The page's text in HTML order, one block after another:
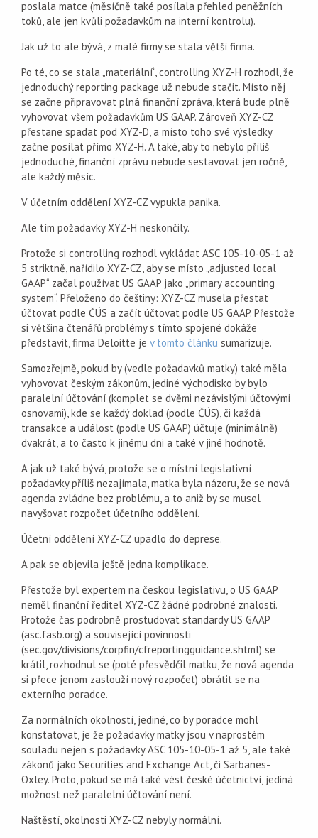
poslala matce (měsíčně také posílala přehled peněžních
toků, ale jen kvůli požadavkům na interní kontrolu).
Jak už to ale bývá, z malé firmy se stala větší firma.
Po té, co se stala „materiální“, controlling XYZ-H rozhodl, že
jednoduchý reporting package už nebude stačit. Místo něj
se začne připravovat plná finanční zpráva, která bude plně
vyhovovat všem požadavkům US GAAP. Zároveň XYZ-CZ
přestane spadat pod XYZ-D, a místo toho své výsledky
začne posílat přímo XYZ-H. A také, aby to nebylo příliš
jednoduché, finanční zprávu nebude sestavovat jen ročně,
ale každý měsíc.
V účetním oddělení XYZ-CZ vypukla panika.
Ale tím požadavky XYZ-H neskončily.
Protože si controlling rozhodl vykládat ASC 105-10-05-1 až
5 striktně, nařídilo XYZ-CZ, aby se místo „adjusted local
GAAP“ začal používat US GAAP jako „primary accounting
system“. Přeloženo do češtiny: XYZ-CZ musela přestat
účtovat podle ČÚS a začít účtovat podle US GAAP. Přestože
si většina čtenářů problémy s tímto spojené dokáže
představit, firma Deloitte je v tomto článku sumarizuje.
Samozřejmě, pokud by (vedle požadavků matky) také měla
vyhovovat českým zákonům, jediné východisko by bylo
paralelní účtování (komplet se dvěmi nezávislými účtovými
osnovami), kde se každý doklad (podle ČÚS), či každá
transakce a událost (podle US GAAP) účtuje (minimálně)
dvakrát, a to často k jinému dni a také v jiné hodnotě.
A jak už také bývá, protože se o místní legislativní
požadavky příliš nezajímala, matka byla názoru, že se nová
agenda zvládne bez problému, a to aniž by se musel
navyšovat rozpočet účetního oddělení.
Účetní oddělení XYZ-CZ upadlo do deprese.
A pak se objevila ještě jedna komplikace.
Přestože byl expertem na českou legislativu, o US GAAP
neměl finanční ředitel XYZ-CZ žádné podrobné znalosti.
Protože čas podrobně prostudovat standardy US GAAP
(asc.fasb.org) a související povinnosti
(sec.gov/divisions/corpfin/cfreportingguidance.shtml) se
krátil, rozhodnul se (poté přesvědčil matku, že nová agenda
si přece jenom zaslouží nový rozpočet) obrátit se na
externího poradce.
Za normálních okolností, jediné, co by poradce mohl
konstatovat, je že požadavky matky jsou v naprostém
souladu nejen s požadavky ASC 105-10-05-1 až 5, ale také
zákonů jako Securities and Exchange Act, či Sarbanes-
Oxley. Proto, pokud se má také vést české účetnictví, jediná
možnost než paralelní účtování není.
Naštěstí, okolnosti XYZ-CZ nebyly normální.